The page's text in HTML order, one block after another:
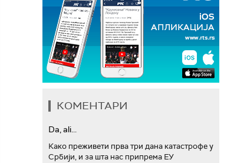
КОМЕНТАРИ
Da, ali...
Како преживети прва три дана катастрофе у
Србији, и за шта нас припрема ЕУ